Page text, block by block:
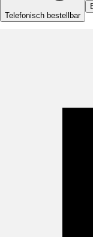
Telefonisch bestellbar